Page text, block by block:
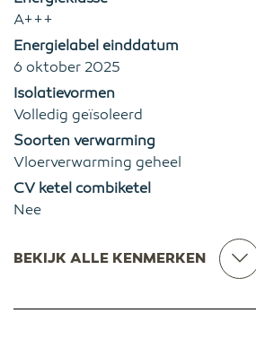
A+++
Energielabel einddatum
6 oktober 2025
Isolatievormen
Volledig geïsoleerd
Soorten verwarming
Vloerverwarming geheel
CV ketel combiketel
Nee
BEKIJK ALLE KENMERKEN